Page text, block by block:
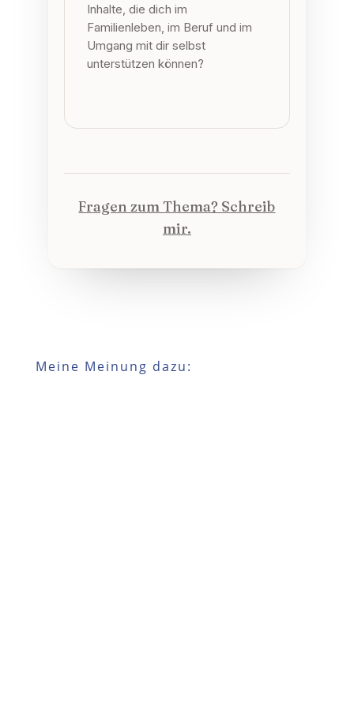
Inhalte, die dich im
Familienleben, im Beruf und im
Umgang mit dir selbst
unterstützen können?
Fragen zum Thema? Schreib
mir.
Meine Meinung dazu: